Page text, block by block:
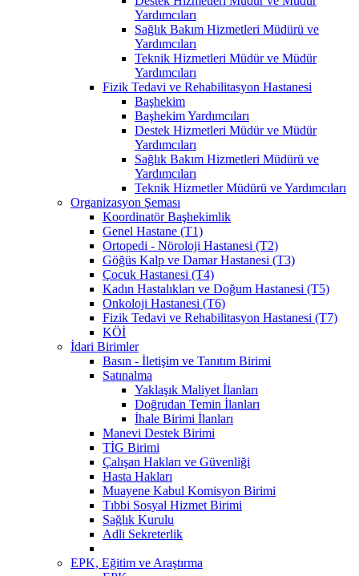
Yardımcıları
Sağlık Bakım Hizmetleri Müdürü ve
Yardımcıları
Teknik Hizmetleri Müdür ve Müdür
Yardımcıları
Fizik Tedavi ve Rehabilitasyon Hastanesi
Başhekim
Başhekim Yardımcıları
Destek Hizmetleri Müdür ve Müdür
Yardımcıları
Sağlık Bakım Hizmetleri Müdürü ve
Yardımcıları
Teknik Hizmetler Müdürü ve Yardımcıları
Organizasyon Şeması
Koordinatör Başhekimlik
Genel Hastane (T1)
Ortopedi - Nöroloji Hastanesi (T2)
Göğüs Kalp ve Damar Hastanesi (T3)
Çocuk Hastanesi (T4)
Kadın Hastalıkları ve Doğum Hastanesi (T5)
Onkoloji Hastanesi (T6)
Fizik Tedavi ve Rehabilitasyon Hastanesi (T7)
KÖİ
İdari Birimler
Basın - İletişim ve Tanıtım Birimi
Satınalma
Yaklaşık Maliyet İlanları
Doğrudan Temin İlanları
İhale Birimi İlanları
Manevi Destek Birimi
TİG Birimi
Çalışan Hakları ve Güvenliği
Hasta Hakları
Muayene Kabul Komisyon Birimi
Tıbbi Sosyal Hizmet Birimi
Sağlık Kurulu
Adli Sekreterlik
EPK, Eğitim ve Araştırma